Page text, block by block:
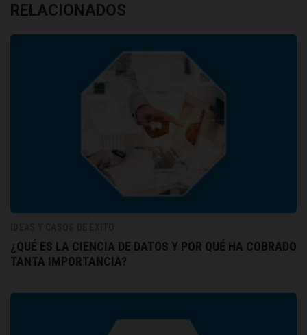
RELACIONADOS
¿QUÉ ES LA CIENCIA DE DATOS Y POR QUÉ HA COBRADO
TANTA IMPORTANCIA?